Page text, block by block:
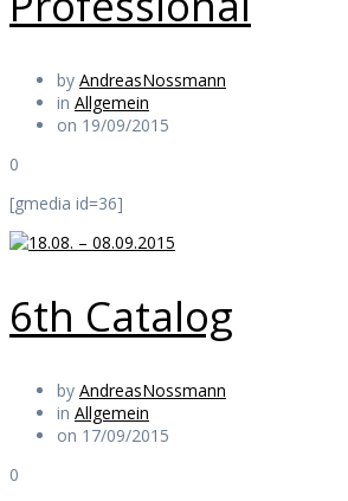
by AndreasNossmann
in Allgemein
on 19/09/2015
0
[gmedia id=36]
6th Catalog
by AndreasNossmann
in Allgemein
on 17/09/2015
0